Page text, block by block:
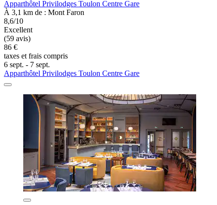
Apparthôtel Privilodges Toulon Centre Gare
À 3,1 km de : Mont Faron
8,6/10
Excellent
(59 avis)
86 €
taxes et frais compris
6 sept. - 7 sept.
Apparthôtel Privilodges Toulon Centre Gare